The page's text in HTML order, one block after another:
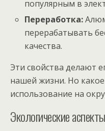
популярным в
Переработка:
перерабатывать
качества.
Эти свойства делают
нашей жизни. Но
использование на
Экологические